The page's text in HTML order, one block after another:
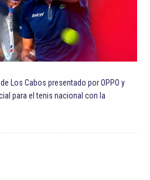
Los Cabos presentado por OPPO y
para el tenis nacional con la